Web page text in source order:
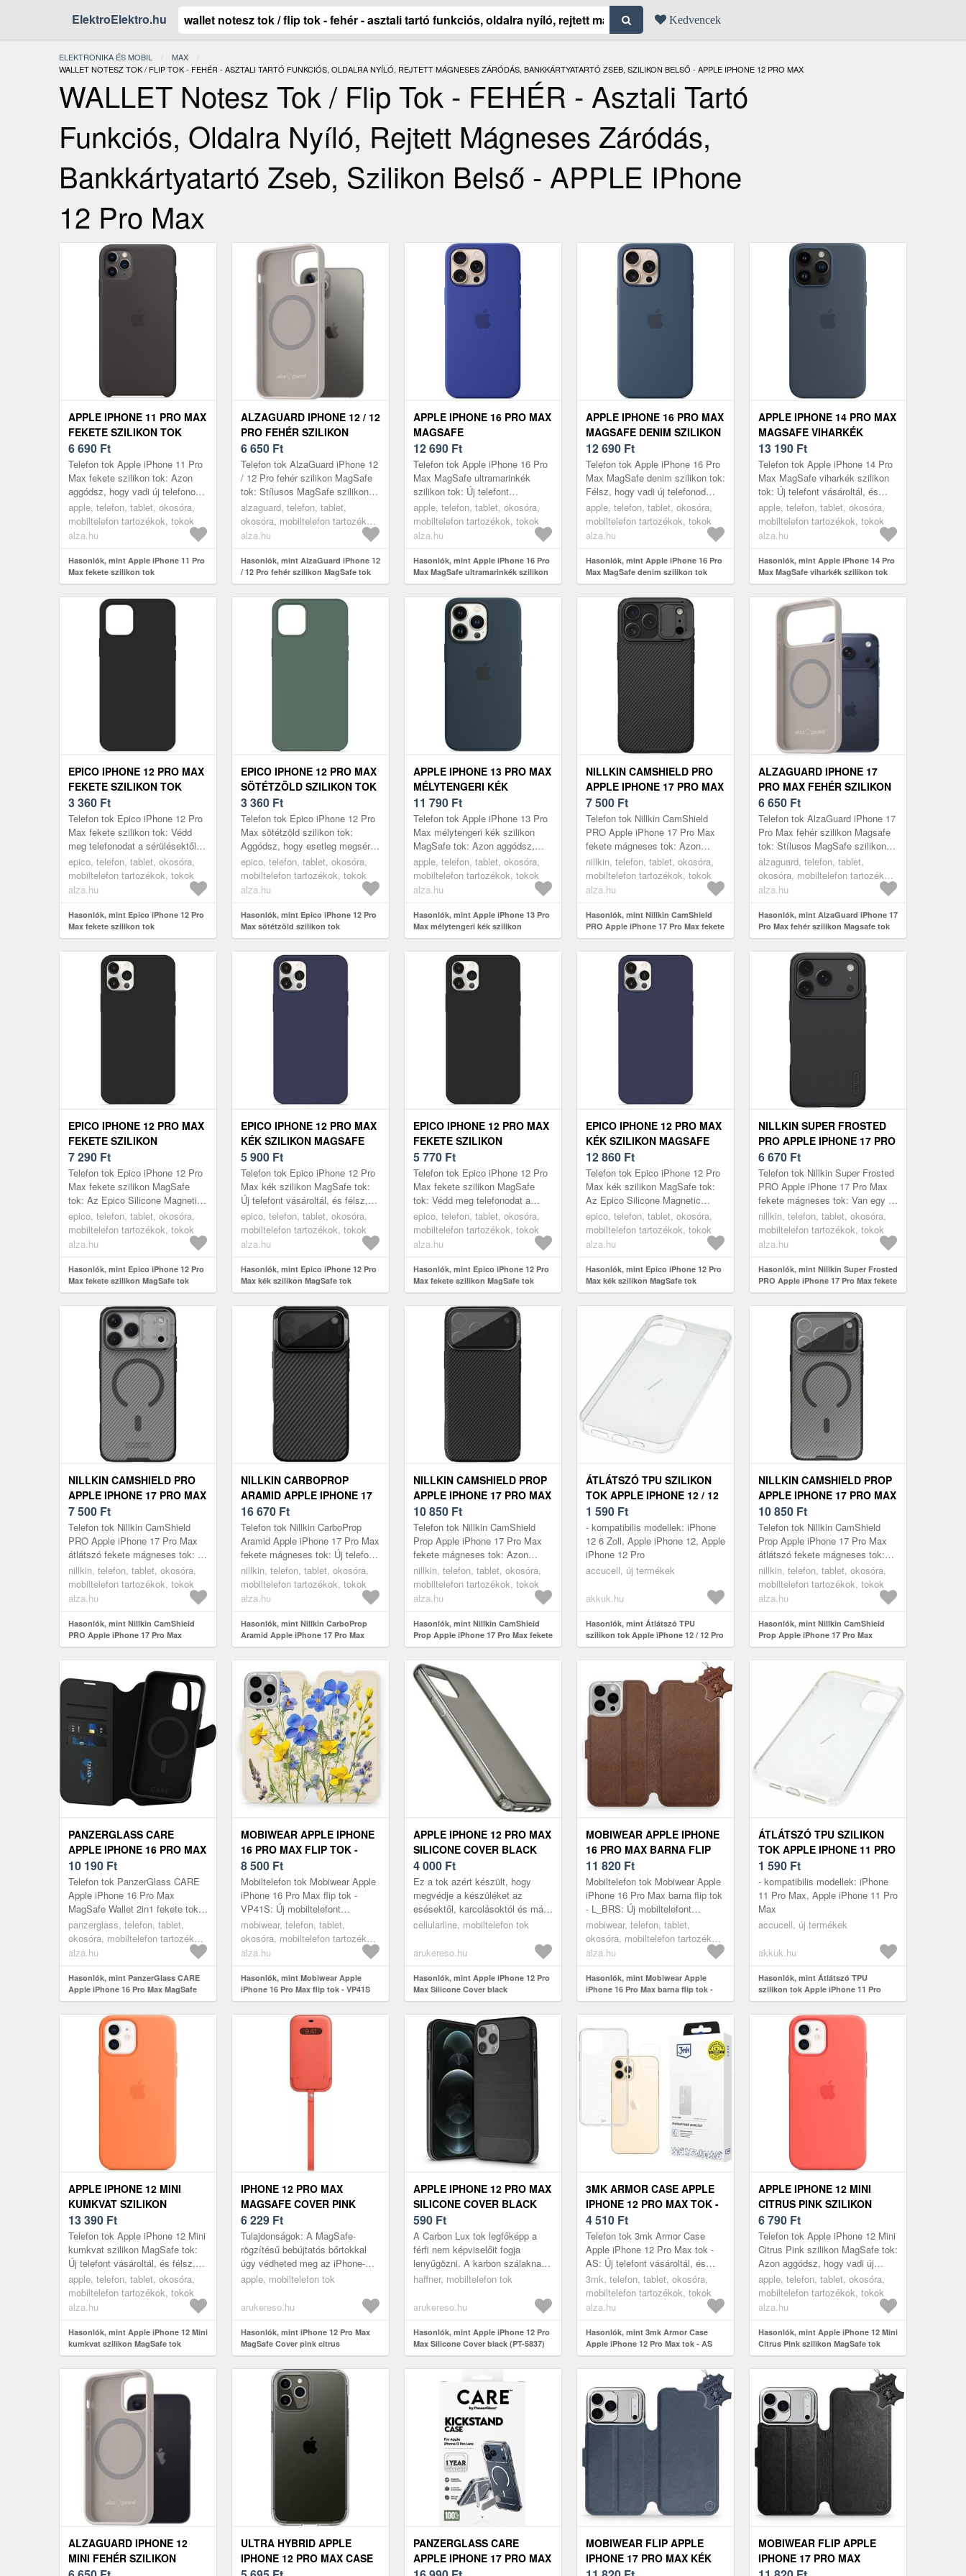
ElektroElektro.hu Kedvencek
ELEKTRONIKA ÉS MOBIL
MAX
JELENLEGI:
WALLET NOTESZ TOK / FLIP TOK - FEHÉR - ASZTALI TARTÓ FUNKCIÓS, OLDALRA NYÍLÓ, REJTETT MÁGNESES ZÁRÓDÁS, BANKKÁRTYATARTÓ ZSEB, SZILIKON BELSŐ - APPLE IPHONE 12 PRO MAX
WALLET Notesz Tok / Flip Tok - FEHÉR - Asztali Tartó
Funkciós, Oldalra Nyíló, Rejtett Mágneses Záródás,
Bankkártyatartó Zseb, Szilikon Belső - APPLE IPhone
12 Pro Max
APPLE IPHONE 11 PRO MAX
FEKETE SZILIKON TOK
6 690 Ft
Telefon tok Apple iPhone 11 Pro
Max fekete szilikon tok: Azon
aggódsz, hogy vadi új telefonod
megsérülhet? Ezen Apple iPhone
11 Pro Max telefontok ...
apple, telefon, tablet, okosóra,
mobiltelefon tartozékok, tokok
alza.hu
Hasonlók, mint Apple iPhone 11 Pro
Max fekete szilikon tok
ALZAGUARD IPHONE 12 / 12
PRO FEHÉR SZILIKON
MAGSAFE TOK
6 650 Ft
Telefon tok AlzaGuard iPhone 12
/ 12 Pro fehér szilikon MagSafe
tok: Stílusos MagSafe szilikon
telefontokAz AlzaGuard szilikon
telefontok megvédi m...
alzaguard, telefon, tablet,
okosóra, mobiltelefon tartozékok,
tokok
alza.hu
Hasonlók, mint AlzaGuard iPhone 12
/ 12 Pro fehér szilikon MagSafe tok
APPLE IPHONE 16 PRO MAX
MAGSAFE
ULTRAMARINKÉK SZILIKON
TOK
12 690 Ft
Telefon tok Apple iPhone 16 Pro
Max MagSafe ultramarinkék
szilikon tok: Új telefont
vásároltál, és félsz az esetleges
sérülésektől? Ezen praktikus ...
apple, telefon, tablet, okosóra,
mobiltelefon tartozékok, tokok
alza.hu
Hasonlók, mint Apple iPhone 16 Pro
Max MagSafe ultramarinkék szilikon
tok
APPLE IPHONE 16 PRO MAX
MAGSAFE DENIM SZILIKON
TOK
12 690 Ft
Telefon tok Apple iPhone 16 Pro
Max MagSafe denim szilikon tok:
Félsz, hogy vadi új telefonod
esetleg megsérül? Ezen Apple
iPhone 16 Pro Max telefo...
apple, telefon, tablet, okosóra,
mobiltelefon tartozékok, tokok
alza.hu
Hasonlók, mint Apple iPhone 16 Pro
Max MagSafe denim szilikon tok
APPLE IPHONE 14 PRO MAX
MAGSAFE VIHARKÉK
SZILIKON TOK
13 190 Ft
Telefon tok Apple iPhone 14 Pro
Max MagSafe viharkék szilikon
tok: Új telefont vásároltál, és
félsz az esetleges sérülésektől?
Ezen praktikus Apple...
apple, telefon, tablet, okosóra,
mobiltelefon tartozékok, tokok
alza.hu
Hasonlók, mint Apple iPhone 14 Pro
Max MagSafe viharkék szilikon tok
EPICO IPHONE 12 PRO MAX
FEKETE SZILIKON TOK
3 360 Ft
Telefon tok Epico iPhone 12 Pro
Max fekete szilikon tok: Védd
meg telefonodat a sérülésektől a
praktikus Epico iPhone 12 Pro
Max fekete szilikon to...
epico, telefon, tablet, okosóra,
mobiltelefon tartozékok, tokok
alza.hu
Hasonlók, mint Epico iPhone 12 Pro
Max fekete szilikon tok
EPICO IPHONE 12 PRO MAX
SÖTÉTZÖLD SZILIKON TOK
3 360 Ft
Telefon tok Epico iPhone 12 Pro
Max sötétzöld szilikon tok:
Aggódsz, hogy esetleg megsérül
a vadi új telefonod? Eme Apple
iPhone 12 Pro Max telefon...
epico, telefon, tablet, okosóra,
mobiltelefon tartozékok, tokok
alza.hu
Hasonlók, mint Epico iPhone 12 Pro
Max sötétzöld szilikon tok
APPLE IPHONE 13 PRO MAX
MÉLYTENGERI KÉK
SZILIKON MAGSAFE TOK
11 790 Ft
Telefon tok Apple iPhone 13 Pro
Max mélytengeri kék szilikon
MagSafe tok: Azon aggódsz,
hogy vadi új telefonod
megsérülhet? Ez a praktikus
Apple iP...
apple, telefon, tablet, okosóra,
mobiltelefon tartozékok, tokok
alza.hu
Hasonlók, mint Apple iPhone 13 Pro
Max mélytengeri kék szilikon
MagSafe tok
NILLKIN CAMSHIELD PRO
APPLE IPHONE 17 PRO MAX
FEKETE MÁGNESES TOK
7 500 Ft
Telefon tok Nillkin CamShield
PRO Apple iPhone 17 Pro Max
fekete mágneses tok: Azon
aggódsz, hogy vadi új telefonod
megsérülhet? Eme praktikus
Appl...
nillkin, telefon, tablet, okosóra,
mobiltelefon tartozékok, tokok
alza.hu
Hasonlók, mint Nillkin CamShield
PRO Apple iPhone 17 Pro Max fekete
mágneses tok
ALZAGUARD IPHONE 17
PRO MAX FEHÉR SZILIKON
MAGSAFE TOK
6 650 Ft
Telefon tok AlzaGuard iPhone 17
Pro Max fehér szilikon Magsafe
tok: Stílusos MagSafe szilikon
telefontokAz AlzaGuard szilikon
telefontok megvédi mo...
alzaguard, telefon, tablet,
okosóra, mobiltelefon tartozékok,
tokok
alza.hu
Hasonlók, mint AlzaGuard iPhone 17
Pro Max fehér szilikon Magsafe tok
EPICO IPHONE 12 PRO MAX
FEKETE SZILIKON
MAGSAFE TOK
7 290 Ft
Telefon tok Epico iPhone 12 Pro
Max fekete szilikon MagSafe
tok: Az Epico Silicone Magnetic
Magsafe Compatible mobiltelefon
hátlap megvásárlásával ...
epico, telefon, tablet, okosóra,
mobiltelefon tartozékok, tokok
alza.hu
Hasonlók, mint Epico iPhone 12 Pro
Max fekete szilikon MagSafe tok
EPICO IPHONE 12 PRO MAX
KÉK SZILIKON MAGSAFE
TOK
5 900 Ft
Telefon tok Epico iPhone 12 Pro
Max kék szilikon MagSafe tok:
Új telefont vásároltál, és félsz,
hogy megsérül? Ez a praktikus
Apple iPhone 12 Pro M...
epico, telefon, tablet, okosóra,
mobiltelefon tartozékok, tokok
alza.hu
Hasonlók, mint Epico iPhone 12 Pro
Max kék szilikon MagSafe tok
EPICO IPHONE 12 PRO MAX
FEKETE SZILIKON
MAGSAFE TOK
5 770 Ft
Telefon tok Epico iPhone 12 Pro
Max fekete szilikon MagSafe
tok: Védd meg telefonodat a
sérülésektől a praktikus Epico
iPhone 12 Pro Max fekete szi...
epico, telefon, tablet, okosóra,
mobiltelefon tartozékok, tokok
alza.hu
Hasonlók, mint Epico iPhone 12 Pro
Max fekete szilikon MagSafe tok
EPICO IPHONE 12 PRO MAX
KÉK SZILIKON MAGSAFE
TOK
12 860 Ft
Telefon tok Epico iPhone 12 Pro
Max kék szilikon MagSafe tok:
Az Epico Silicone Magnetic
Magsafe Compatible mobiltelefon
hátlap megvásárlásával meg...
epico, telefon, tablet, okosóra,
mobiltelefon tartozékok, tokok
alza.hu
Hasonlók, mint Epico iPhone 12 Pro
Max kék szilikon MagSafe tok
NILLKIN SUPER FROSTED
PRO APPLE IPHONE 17 PRO
MAX FEKETE MÁGNESES
TOK
6 670 Ft
Telefon tok Nillkin Super Frosted
PRO Apple iPhone 17 Pro Max
fekete mágneses tok: Van egy új
mobilod, és aggódsz, hogy
esetleg megsérül? Ez a prak...
nillkin, telefon, tablet, okosóra,
mobiltelefon tartozékok, tokok
alza.hu
Hasonlók, mint Nillkin Super Frosted
PRO Apple iPhone 17 Pro Max fekete
mágneses tok
NILLKIN CAMSHIELD PRO
APPLE IPHONE 17 PRO MAX
ÁTLÁTSZÓ FEKETE
MÁGNESES TOK
7 500 Ft
Telefon tok Nillkin CamShield
PRO Apple iPhone 17 Pro Max
átlátszó fekete mágneses tok: Új
telefont vásároltál, és félsz az
esetleges sérülésektől?...
nillkin, telefon, tablet, okosóra,
mobiltelefon tartozékok, tokok
alza.hu
Hasonlók, mint Nillkin CamShield
PRO Apple iPhone 17 Pro Max
átlátszó fekete mágneses tok
NILLKIN CARBOPROP
ARAMID APPLE IPHONE 17
PRO MAX FEKETE
MÁGNESES TOK
16 670 Ft
Telefon tok Nillkin CarboProp
Aramid Apple iPhone 17 Pro Max
fekete mágneses tok: Új telefont
vásároltál, és félsz az esetleges
sérülésektől? Ezen ...
nillkin, telefon, tablet, okosóra,
mobiltelefon tartozékok, tokok
alza.hu
Hasonlók, mint Nillkin CarboProp
Aramid Apple iPhone 17 Pro Max
fekete mágneses tok
NILLKIN CAMSHIELD PROP
APPLE IPHONE 17 PRO MAX
FEKETE MÁGNESES TOK
10 850 Ft
Telefon tok Nillkin CamShield
Prop Apple iPhone 17 Pro Max
fekete mágneses tok: Azon
aggódsz, hogy vadi új telefonod
megsérülhet? Ezen praktikus
Ap...
nillkin, telefon, tablet, okosóra,
mobiltelefon tartozékok, tokok
alza.hu
Hasonlók, mint Nillkin CamShield
Prop Apple iPhone 17 Pro Max fekete
mágneses tok
ÁTLÁTSZÓ TPU SZILIKON
TOK APPLE IPHONE 12 / 12
PRO LÉGPÁRNÁS ANTI-
SÁRGULÁS
1 590 Ft
- kompatibilis modellek: iPhone
12 6 Zoll, Apple iPhone 12, Apple
iPhone 12 Pro
accucell, új termékek
akkuk.hu
Hasonlók, mint Átlátszó TPU
szilikon tok Apple iPhone 12 / 12 Pro
légpárnás anti-sárgulás
NILLKIN CAMSHIELD PROP
APPLE IPHONE 17 PRO MAX
ÁTLÁTSZÓ FEKETE
MÁGNESES TOK
10 850 Ft
Telefon tok Nillkin CamShield
Prop Apple iPhone 17 Pro Max
átlátszó fekete mágneses tok:
Aggódsz, hogy esetleg megsérül
a vadi új telefonod? Ezen A...
nillkin, telefon, tablet, okosóra,
mobiltelefon tartozékok, tokok
alza.hu
Hasonlók, mint Nillkin CamShield
Prop Apple iPhone 17 Pro Max
átlátszó fekete mágneses tok
PANZERGLASS CARE
APPLE IPHONE 16 PRO MAX
MAGSAFE WALLET 2IN1
FEKETE TOK
10 190 Ft
Telefon tok PanzerGlass CARE
Apple iPhone 16 Pro Max
MagSafe Wallet 2in1 fekete tok:
Tartós tok MagSafe
támogatással és 4-kártyás
tartóvalVértezd f...
panzerglass, telefon, tablet,
okosóra, mobiltelefon tartozékok,
tokok
alza.hu
Hasonlók, mint PanzerGlass CARE
Apple iPhone 16 Pro Max MagSafe
Wallet 2in1 fekete tok
MOBIWEAR APPLE IPHONE
16 PRO MAX FLIP TOK -
VP41S
8 500 Ft
Mobiltelefon tok Mobiwear Apple
iPhone 16 Pro Max flip tok -
VP41S: Új mobiltelefont
vásároltál, és aggódsz, hogy
tönkremegy? A kitűnő minőségű
App...
mobiwear, telefon, tablet,
okosóra, mobiltelefon tartozékok,
tokok
alza.hu
Hasonlók, mint Mobiwear Apple
iPhone 16 Pro Max flip tok - VP41S
APPLE IPHONE 12 PRO MAX
SILICONE COVER BLACK
(ANTIMICROIPH12PRMK)
4 000 Ft
Ez a tok azért készült, hogy
megvédje a készüléket az
esésektől, karcolásoktól és más
mindennapi sérülésektől. A tok
ké...
cellularline, mobiltelefon tok
arukereso.hu
Hasonlók, mint Apple iPhone 12 Pro
Max Silicone Cover black
(ANTIMICROIPH12PRMK)
MOBIWEAR APPLE IPHONE
16 PRO MAX BARNA FLIP
TOK - L_BRS
11 820 Ft
Mobiltelefon tok Mobiwear Apple
iPhone 16 Pro Max barna flip tok
- L_BRS: Új mobiltelefont
vásároltál, és aggódsz, hogy
tönkremegy? A remek Apple i...
mobiwear, telefon, tablet,
okosóra, mobiltelefon tartozékok,
tokok
alza.hu
Hasonlók, mint Mobiwear Apple
iPhone 16 Pro Max barna flip tok -
L_BRS
ÁTLÁTSZÓ TPU SZILIKON
TOK APPLE IPHONE 11 PRO
MAX LÉGPÁRNÁS SARKOK
ANTI-SÁRGULÁS
1 590 Ft
- kompatibilis modellek: iPhone
11 Pro Max, Apple iPhone 11 Pro
Max
accucell, új termékek
akkuk.hu
Hasonlók, mint Átlátszó TPU
szilikon tok Apple iPhone 11 Pro
Max légpárnás sarkok Anti-sárgulás
APPLE IPHONE 12 MINI
KUMKVAT SZILIKON
MAGSAFE TOK
13 390 Ft
Telefon tok Apple iPhone 12 Mini
kumkvat szilikon MagSafe tok:
Új telefont vásároltál, és félsz,
hogy megsérül? Ez a praktikus
Apple iPhone 12 mini...
apple, telefon, tablet, okosóra,
mobiltelefon tartozékok, tokok
alza.hu
Hasonlók, mint Apple iPhone 12 Mini
kumkvat szilikon MagSafe tok
IPHONE 12 PRO MAX
MAGSAFE COVER PINK
CITRUS (MHYF3ZM/A)
6 229 Ft
Tulajdonságok: A MagSafe-
rögzítésű bebújtatós bőrtokkal
úgy védheted meg az iPhone-
odat, hogy használat közben
szépségét. ...
apple, mobiltelefon tok
arukereso.hu
Hasonlók, mint iPhone 12 Pro Max
MagSafe Cover pink citrus
(MHYF3ZM/A)
APPLE IPHONE 12 PRO MAX
SILICONE COVER BLACK
(PT-5837)
590 Ft
A Carbon Lux tok legfőképp a
férfi nem képviselőit fogja
lenyűgözni. A karbon szálaknak
köszönhetően valóban érdekes
haffner, mobiltelefon tok
arukereso.hu
Hasonlók, mint Apple iPhone 12 Pro
Max Silicone Cover black (PT-5837)
3MK ARMOR CASE APPLE
IPHONE 12 PRO MAX TOK -
AS
4 510 Ft
Telefon tok 3mk Armor Case
Apple iPhone 12 Pro Max tok -
AS: Új telefont vásároltál, és
félsz, hogy megsérül? Ez a
praktikus Apple iPhone 12 Pro
Ma...
3mk, telefon, tablet, okosóra,
mobiltelefon tartozékok, tokok
alza.hu
Hasonlók, mint 3mk Armor Case
Apple iPhone 12 Pro Max tok - AS
APPLE IPHONE 12 MINI
CITRUS PINK SZILIKON
MAGSAFE TOK
6 790 Ft
Telefon tok Apple iPhone 12 Mini
Citrus Pink szilikon MagSafe tok:
Azon aggódsz, hogy vadi új
telefonod megsérülhet? Ezen
praktikus Apple iPhone 12...
apple, telefon, tablet, okosóra,
mobiltelefon tartozékok, tokok
alza.hu
Hasonlók, mint Apple iPhone 12 Mini
Citrus Pink szilikon MagSafe tok
ALZAGUARD IPHONE 12
MINI FEHÉR SZILIKON
ULTRA HYBRID APPLE
IPHONE 12 PRO MAX CASE
PANZERGLASS CARE
APPLE IPHONE 17 PRO MAX
MOBIWEAR FLIP APPLE
IPHONE 17 PRO MAX KÉK
MOBIWEAR FLIP APPLE
IPHONE 17 PRO MAX